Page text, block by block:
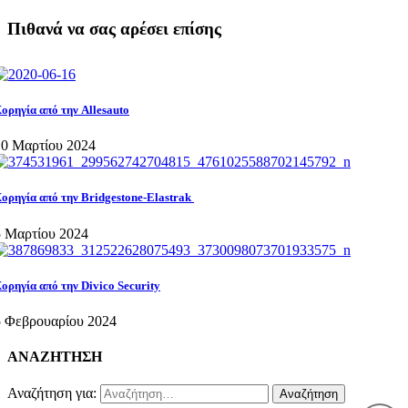
Πιθανά να σας αρέσει επίσης
από την Allesauto
Μαρτίου 2024
από την Bridgestone-Elastrak
Μαρτίου 2024
από την Divico Security
Φεβρουαρίου 2024
ΑΝΑΖΗΤΗΣΗ
Αναζήτηση για: